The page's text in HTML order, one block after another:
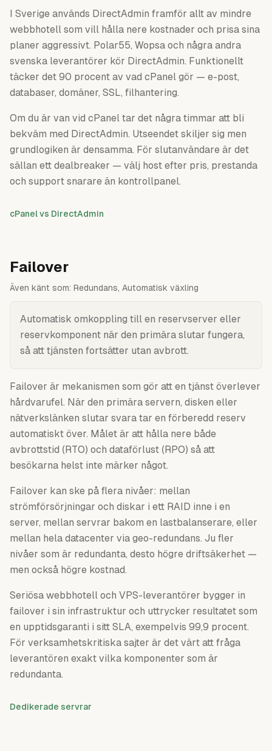
I Sverige används DirectAdmin framför allt av mindre
webbhotell som vill hålla nere kostnader och prisa sina
planer aggressivt. Polar55, Wopsa och några andra
svenska leverantörer kör DirectAdmin. Funktionellt
täcker det 90 procent av vad cPanel gör — e-post,
databaser, domäner, SSL, filhantering.
Om du är van vid cPanel tar det några timmar att bli
bekväm med DirectAdmin. Utseendet skiljer sig men
grundlogiken är densamma. För slutanvändare är det
sällan ett dealbreaker — välj host efter pris, prestanda
och support snarare än kontrollpanel.
cPanel vs DirectAdmin
Failover
Även känt som: Redundans, Automatisk växling
Automatisk omkoppling till en reservserver eller
reservkomponent när den primära slutar fungera,
så att tjänsten fortsätter utan avbrott.
Failover är mekanismen som gör att en tjänst överlever
hårdvarufel. När den primära servern, disken eller
nätverkslänken slutar svara tar en förberedd reserv
automatiskt över. Målet är att hålla nere både
avbrottstid (RTO) och dataförlust (RPO) så att
besökarna helst inte märker något.
Failover kan ske på flera nivåer: mellan
strömförsörjningar och diskar i ett RAID inne i en
server, mellan servrar bakom en lastbalanserare, eller
mellan hela datacenter via geo-redundans. Ju fler
nivåer som är redundanta, desto högre driftsäkerhet —
men också högre kostnad.
Seriösa webbhotell och VPS-leverantörer bygger in
failover i sin infrastruktur och uttrycker resultatet som
en upptidsgaranti i sitt SLA, exempelvis 99,9 procent.
För verksamhetskritiska sajter är det värt att fråga
leverantören exakt vilka komponenter som är
redundanta.
Dedikerade servrar